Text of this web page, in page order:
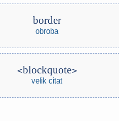
border
obroba
blockquote
velik citat